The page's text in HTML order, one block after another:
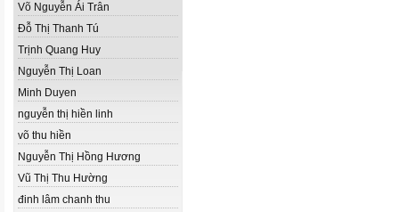
Võ Nguyễn Ái Trân
Đỗ Thị Thanh Tú
Trịnh Quang Huy
Nguyễn Thị Loan
Minh Duyen
nguyễn thị hiền linh
võ thu hiền
Nguyễn Thị Hồng Hương
Vũ Thị Thu Hường
đinh lâm chanh thu